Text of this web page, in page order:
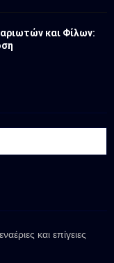
και Φίλων:
και επίγειες